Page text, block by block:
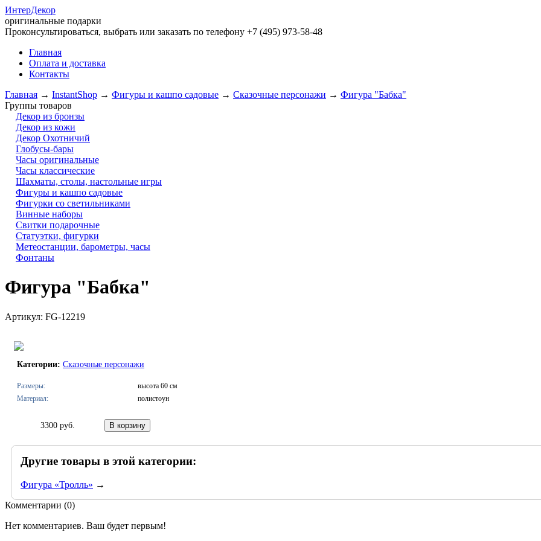
ИнтерДекор
оригинальные подарки
Проконсультироваться, выбрать или заказать по телефону +7 (495) 973-58-48
Главная
Оплата и доставка
Контакты
Главная → InstantShop → Фигуры и кашпо садовые → Сказочные персонажи → Фигура "Бабка"
Группы товаров
Декор из бронзы
Декор из кожи
Декор Охотничий
Глобусы-бары
Часы оригинальные
Часы классические
Шахматы, столы, настольные игры
Фигуры и кашпо садовые
Фигурки со светильниками
Винные наборы
Свитки подарочные
Статуэтки, фигурки
Метеостанции, барометры, часы
Фонтаны
Фигура "Бабка"
Артикул: FG-12219
Категории: Сказочные персонажи
Размеры:
высота 60 см
Материал:
полистоун
3300 руб.
Другие товары в этой категории:
Фигура «Тролль» →
Комментарии (0)
Нет комментариев. Ваш будет первым!